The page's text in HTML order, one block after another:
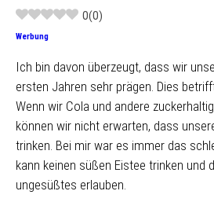
0(0)
Werbung
Ich bin davon überzeugt, dass wir
ersten Jahren sehr prägen. Dies
Wenn wir Cola und andere
können wir nicht erwarten, dass
trinken. Bei mir war es immer das
kann keinen süßen Eistee trinken und
ungesüßtes erlauben.